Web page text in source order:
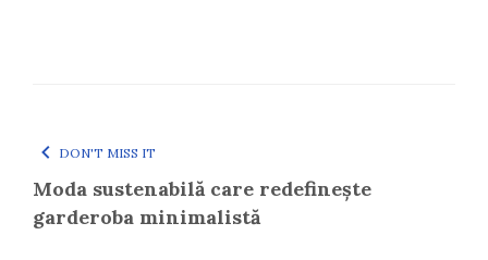
DON'T MISS IT
Moda sustenabilă care redefinește
garderoba minimalistă